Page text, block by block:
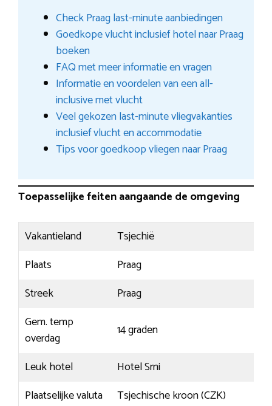
Check Praag last-minute aanbiedingen
Goedkope vlucht inclusief hotel naar Praag
boeken
FAQ met meer informatie en vragen
Informatie en voordelen van een all-
inclusive met vlucht
Veel gekozen last-minute vliegvakanties
inclusief vlucht en accommodatie
Tips voor goedkoop vliegen naar Praag
Toepasselijke feiten aangaande de omgeving
Vakantieland
Tsjechië
Plaats
Praag
Streek
Praag
Gem. temp
overdag
14 graden
Leuk hotel
Hotel Srni
Plaatselijke valuta
Tsjechische kroon (CZK)